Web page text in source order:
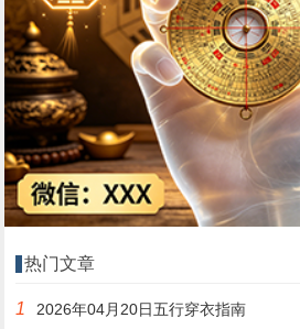
热门文章
1 2026年04月20日五行穿衣指南